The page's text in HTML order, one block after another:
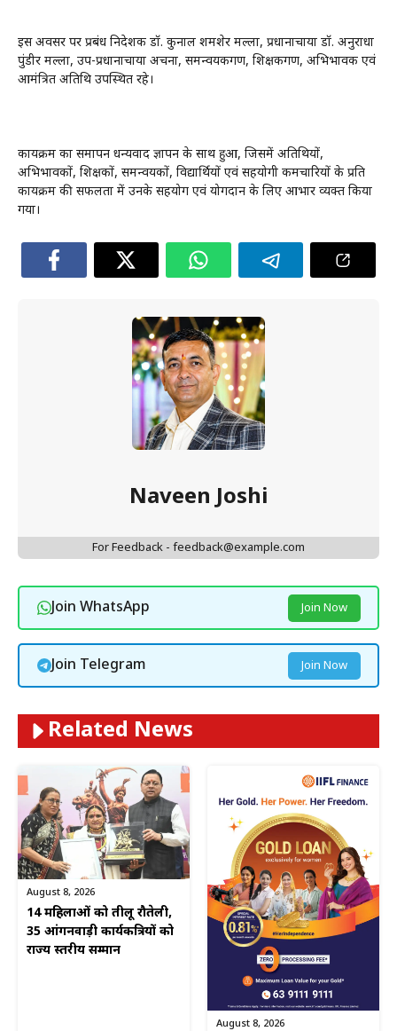
इस अवसर पर प्रबंध निदेशक डॉ. कुनाल शमशेर मल्ला, प्रधानाचार्या डॉ. अनुराधा
पुंडीर मल्ला, उप-प्रधानाचार्या अर्चना, समन्वयकगण, शिक्षकगण, अभिभावक एवं
आमंत्रित अतिथि उपस्थित रहे।
कार्यक्रम का समापन धन्यवाद ज्ञापन के साथ हुआ, जिसमें अतिथियों,
अभिभावकों, शिक्षकों, समन्वयकों, विद्यार्थियों एवं सहयोगी कर्मचारियों के प्रति
कार्यक्रम की सफलता में उनके सहयोग एवं योगदान के लिए आभार व्यक्त किया
गया।
Naveen Joshi
For Feedback - feedback@example.com
Join WhatsApp Join Now
Join Telegram Join Now
Related News
August 8, 2026
14 महिलाओं को तीलू रौतेली,
35 आंगनवाड़ी कार्यकत्रियों को
राज्य स्तरीय सम्मान
August 8, 2026